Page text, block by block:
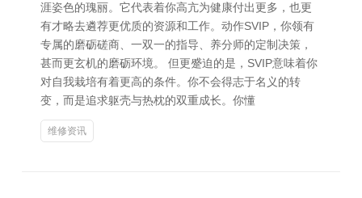
涯姿色的瑰丽。它代表着你高亢为健康付出更多，也更
有才略去遴荐更优质的资源和工作。动作SVIP，你领有
专属的磨砺磋商、一双一的指导、养分师的定制决策，
甚而更玄机的磨砺环境。 但更蹙迫的是，SVIP意味着你
对自我栽培有着更高的条件。你不会得志于名义的转
变，而是追求躯壳与热枕的双重成长。你懂
维修资讯